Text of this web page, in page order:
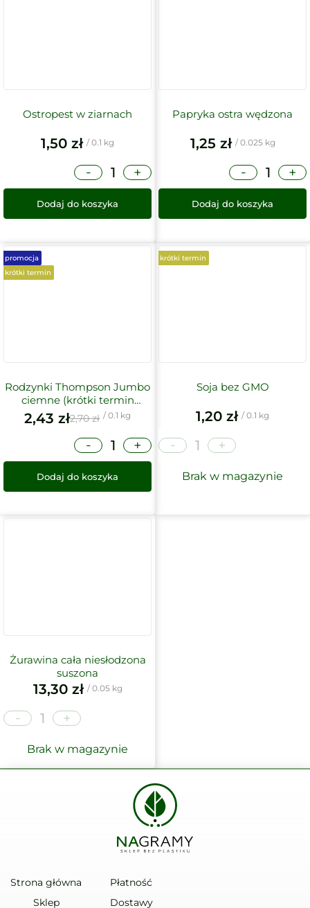
Ostropest w ziarnach
1,50 zł / 0.1 kg
- +
Dodaj do koszyka
Papryka ostra wędzona
1,25 zł / 0.025 kg
- +
Dodaj do koszyka
promocja
krótki termin
Rodzynki Thompson Jumbo
ciemne (krótki termin
ważności)
2,70zł
2,43 zł / 0.1 kg
- +
Dodaj do koszyka
krótki termin
Soja bez GMO
1,20 zł / 0.1 kg
- +
Brak w magazynie
Żurawina cała niesłodzona
suszona
13,30 zł / 0.05 kg
- +
Brak w magazynie
Strona główna
Sklep
Płatność
Dostawy